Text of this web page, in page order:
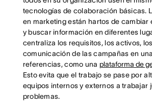
tecnologías de colaboración básicas.
en marketing están hartos de
y buscar información en diferentes
centraliza los requisitos, los activos,
comunicación de las campañas en
referencias, como una plataforma de
Esto evita que el trabajo se pase por
equipos internos y externos a trabajar
problemas.